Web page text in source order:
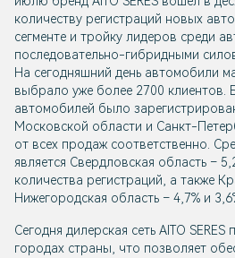
количеству регистраций новых
сегменте и тройку лидеров среди
последовательно-гибридными
На сегодняшний день автомобили
выбрало уже более 2700 клиентов.
автомобилей было
Московской области и Санкт-
от всех продаж соответственно.
является Свердловская область –
количества регистраций, а также
Нижегородская область – 4,7% и
Сегодня дилерская сеть AITO SERES
городах страны, что позволяет